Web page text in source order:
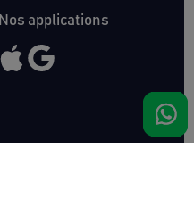
Nos applications